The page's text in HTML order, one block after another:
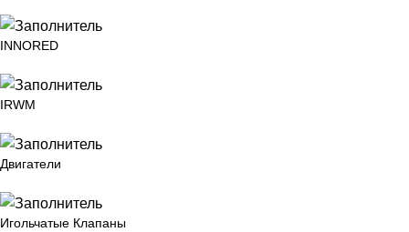
INNORED
IRWM
Двигатели
Игольчатые Клапаны